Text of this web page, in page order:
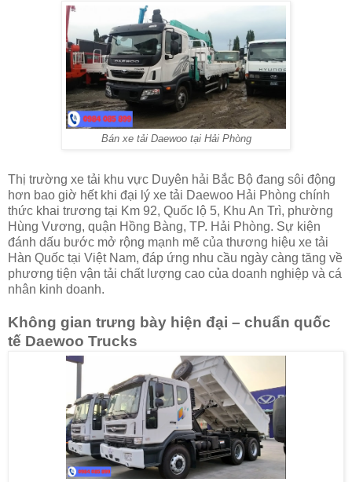
Bán xe tải Daewoo tại Hải Phòng
Thị trường xe tải khu vực Duyên hải Bắc Bộ đang sôi động
hơn bao giờ hết khi đại lý xe tải Daewoo Hải Phòng chính
thức khai trương tại Km 92, Quốc lộ 5, Khu An Trì, phường
Hùng Vương, quận Hồng Bàng, TP. Hải Phòng. Sự kiện
đánh dấu bước mở rộng mạnh mẽ của thương hiệu xe tải
Hàn Quốc tại Việt Nam, đáp ứng nhu cầu ngày càng tăng về
phương tiện vận tải chất lượng cao của doanh nghiệp và cá
nhân kinh doanh.
Không gian trưng bày hiện đại – chuẩn quốc
tế Daewoo Trucks